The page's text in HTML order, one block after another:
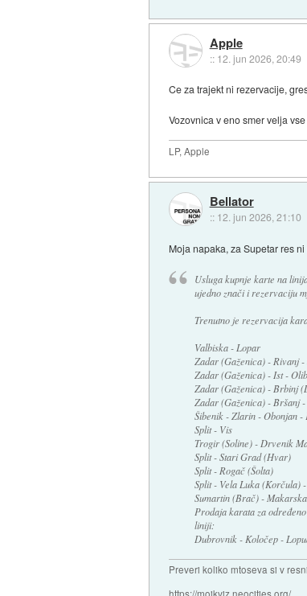
Apple
:: 12. jun 2026, 20:49
Ce za trajekt ni rezervacije,
Vozovnica v eno smer velja
LP, Apple
Bellator
:: 12. jun 2026, 21:10
Moja napaka, za Supetar res
Usluga kupnje karte na
ujedno znači i rezervaciju
Trenutno je rezervacija
Valbiska - Lopar
Zadar (Gaženica) - Rivanj
Zadar (Gaženica) - Ist -
Zadar (Gaženica) - Brbinj
Zadar (Gaženica) - Bršanj
Šibenik - Zlarin - Obonjan
Split - Vis
Trogir (Soline) - Drvenik
Split - Stari Grad (Hvar)
Split - Rogač (Šolta)
Split - Vela Luka (Korčula)
Sumartin (Brač) - Makarska
Prodaja karata za
liniji:
Dubrovnik - Koločep -
Preveri koliko mtoseva si v